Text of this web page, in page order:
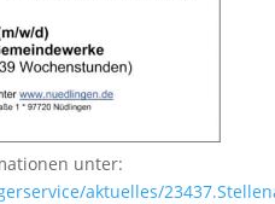
unter:
aktuelles/